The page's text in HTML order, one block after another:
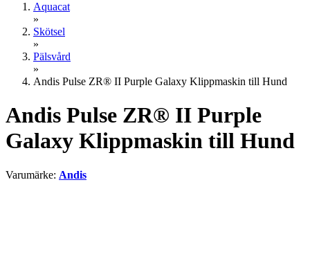
Aquacat
»
Skötsel
»
Pälsvård
»
Andis Pulse ZR® II Purple Galaxy Klippmaskin till Hund
Andis Pulse ZR® II Purple
Galaxy Klippmaskin till Hund
Varumärke: Andis